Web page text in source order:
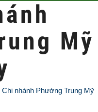
Mỹ
Chi nhánh Phường Trung Mỹ